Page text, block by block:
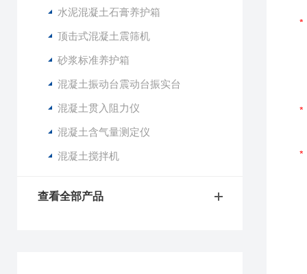
水泥混凝土石膏养护箱
顶击式混凝土震筛机
砂浆标准养护箱
混凝土振动台震动台振实台
混凝土贯入阻力仪
混凝土含气量测定仪
混凝土搅拌机
查看全部产品